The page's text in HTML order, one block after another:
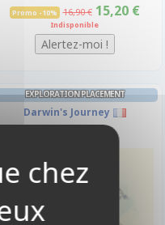
Promo -10% 16,90 € 15,20 €
Indisponible
EXPLORATION PLACEMENT
Darwin's Journey